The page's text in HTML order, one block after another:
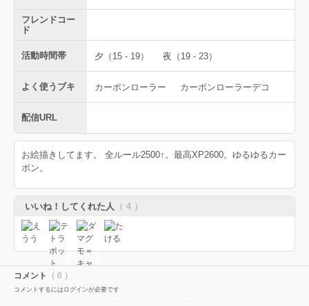
フレンドコー
ド
活動時間帯 夕（15 - 19） 夜（19 - 23）
よく使うブキ カーボンローラー カーボンローラーデコ
配信URL
お絵描きしてます。 全ルール2500↑。最高XP2600。ゆるゆるカー
ボン。
いいね！してくれた人 （ 4 ）
コメント （ 0 ）
コメントするにはログインが必要です